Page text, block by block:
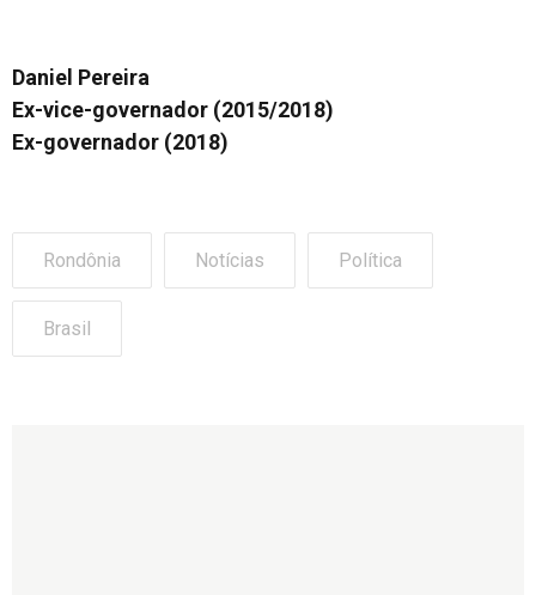
Daniel Pereira
Ex-vice-governador (2015/2018)
Ex-governador (2018)
Rondônia Notícias Política
Brasil